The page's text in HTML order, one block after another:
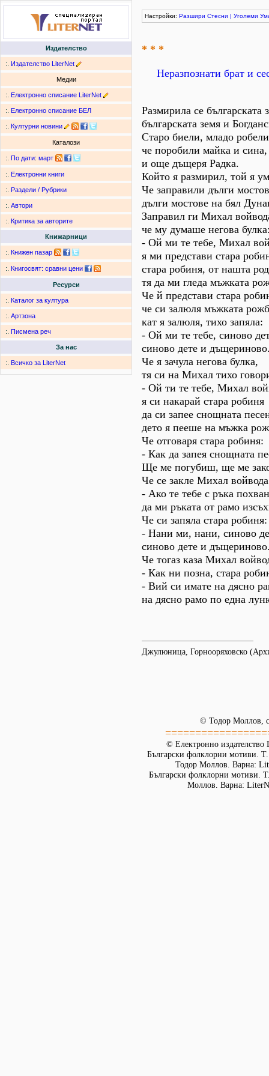
Издателство
:. Издателство LiterNet
Медии
:. Електронно списание LiterNet
:. Електронно списание БЕЛ
:. Културни новини
Каталози
:. По дати: март
:. Електронни книги
:. Раздели / Рубрики
:. Автори
:. Критика за авторите
Книжарници
:. Книжен пазар
:. Книгосвят: сравни цени
Ресурси
:. Каталог за култура
:. Артзона
:. Писмена реч
За нас
:. Всичко за LiterNet
Настройки: Разшири Стесни | Уголеми
* * *
Неразпознати брат и
Размирила се българската
българската земя и
Старо биели, младо
че поробили майка и сина,
и още дъщеря Радка.
Който я размирил, той я
Че заправили дълги
дълги мостове на бял
Заправил ги Михал
че му думаше негова
- Ой ми те тебе, Михал
я ми представи стара
стара робиня, от нашта
тя да ми гледа мъжката
Че й представи стара
че си залюля мъжката
кат я залюля, тихо запяла:
- Ой ми те тебе, синово
синово дете и
Че я зачула негова булка,
тя си на Михал тихо
- Ой ти те тебе, Михал
я си накарай стара робиня
да си запее снощната
дето я пееше на мъжка
Че отговаря стара робиня:
- Как да запея снощната
Ще ме погубиш, ще ме
Че се закле Михал
- Ако те тебе с ръка
да ми ръката от рамо
Че си запяла стара робиня:
- Нани ми, нани, синово
синово дете и
Че тогаз каза Михал
- Как ни позна, стара
- Вий си имате на дясно
на дясно рамо по една
Джулюница, Горнооряховско
© Тодор Моллов,
© Електронно издателство
Български фолклорни мотиви.
Тодор Моллов. Варна:
Български фолклорни мотиви.
Моллов. Варна: